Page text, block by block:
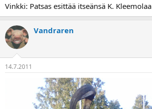
Vinkki: Patsas esittää itseänsä K. Kleemolaa
Vandraren
14.7.2011